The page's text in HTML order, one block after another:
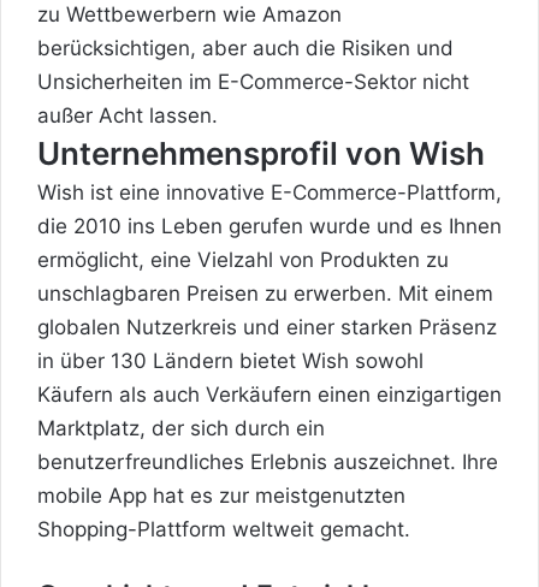
zu Wettbewerbern wie Amazon
berücksichtigen, aber auch die Risiken und
Unsicherheiten im E-Commerce-Sektor nicht
außer Acht lassen.
Unternehmensprofil von Wish
Wish ist eine innovative E-Commerce-Plattform,
die 2010 ins Leben gerufen wurde und es Ihnen
ermöglicht, eine Vielzahl von Produkten zu
unschlagbaren Preisen zu erwerben. Mit einem
globalen Nutzerkreis und einer starken Präsenz
in über 130 Ländern bietet Wish sowohl
Käufern als auch Verkäufern einen einzigartigen
Marktplatz, der sich durch ein
benutzerfreundliches Erlebnis auszeichnet. Ihre
mobile App hat es zur meistgenutzten
Shopping-Plattform weltweit gemacht.